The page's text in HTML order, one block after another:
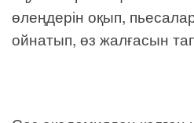
өлеңдерін оқып,
ойнатып, өз жалғасын